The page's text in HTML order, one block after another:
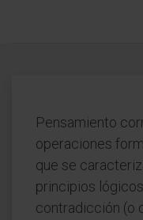
Pensamiento
operaciones
que se
principios
contradicción (o